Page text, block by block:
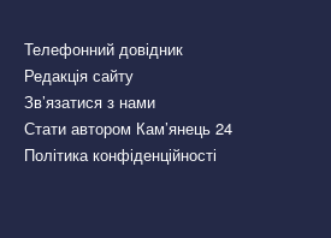
Телефонний довідник
Редакція сайту
Зв’язатися з нами
Стати автором Кам’янець 24
Політика конфіденційності